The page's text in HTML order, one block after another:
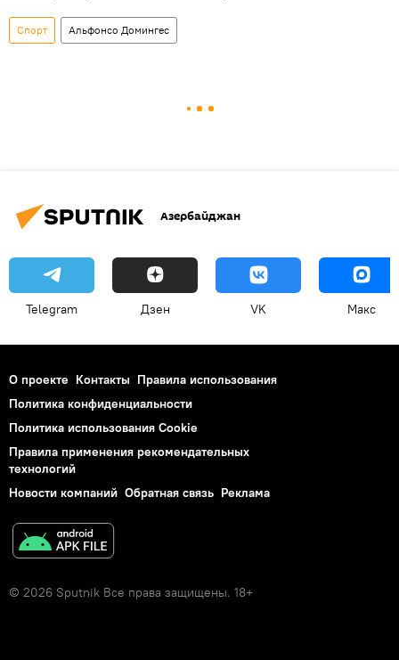
Спорт Альфонсо Домингес
Азербайджан
Telegram Дзен VK Макс
О проекте Контакты Правила использования
Политика конфиденциальности
Политика использования Cookie
Правила применения рекомендательных
технологий
Новости компаний Обратная связь Реклама
© 2026 Sputnik Все права защищены. 18+